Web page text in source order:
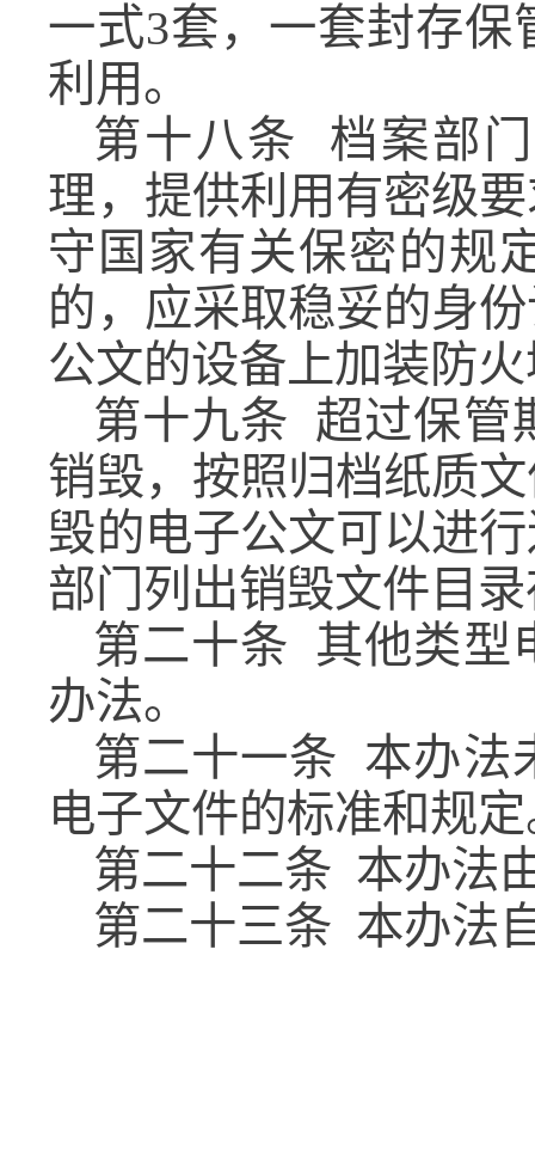
一式3套，一套封存
利用。
第十八条
档案部
理，提供利用有密级
守国家有关保密的规
的，应采取稳妥的身
公文的设备上加装防
第十九条 超过保管
销毁，按照归档纸质
毁的电子公文可以进
部门列出销毁文件目
第二十条 其他类型
办法。
第二十一条 本办法
电子文件的标准和规
第二十二条 本办法
第二十三条 本办法